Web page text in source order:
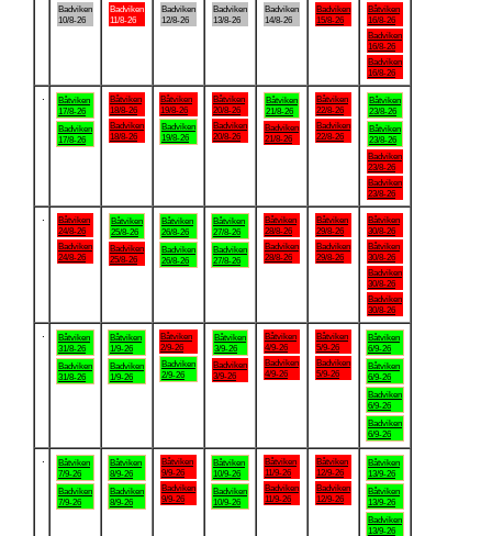
Badviken
10/8-26
Badviken
11/8-26
Badviken
12/8-26
Badviken
13/8-26
Badviken
14/8-26
Badviken
15/8-26
Båtviken
16/8-26
Badviken
16/8-26
Badviken
16/8-26
Båtviken
17/8-26
Badviken
17/8-26
Båtviken
18/8-26
Badviken
18/8-26
Båtviken
19/8-26
Badviken
19/8-26
Båtviken
20/8-26
Badviken
20/8-26
Båtviken
21/8-26
Badviken
21/8-26
Båtviken
22/8-26
Badviken
22/8-26
Båtviken
23/8-26
Båtviken
23/8-26
Badviken
23/8-26
Badviken
23/8-26
Båtviken
24/8-26
Badviken
24/8-26
Båtviken
25/8-26
Badviken
25/8-26
Båtviken
26/8-26
Badviken
26/8-26
Båtviken
27/8-26
Badviken
27/8-26
Båtviken
28/8-26
Badviken
28/8-26
Båtviken
29/8-26
Badviken
29/8-26
Båtviken
30/8-26
Båtviken
30/8-26
Badviken
30/8-26
Badviken
30/8-26
Båtviken
31/8-26
Badviken
31/8-26
Båtviken
1/9-26
Badviken
1/9-26
Båtviken
2/9-26
Badviken
2/9-26
Båtviken
3/9-26
Badviken
3/9-26
Båtviken
4/9-26
Badviken
4/9-26
Båtviken
5/9-26
Badviken
5/9-26
Båtviken
6/9-26
Båtviken
6/9-26
Badviken
6/9-26
Badviken
6/9-26
Båtviken
7/9-26
Badviken
7/9-26
Båtviken
8/9-26
Badviken
8/9-26
Båtviken
9/9-26
Badviken
9/9-26
Båtviken
10/9-26
Badviken
10/9-26
Båtviken
11/9-26
Badviken
11/9-26
Båtviken
12/9-26
Badviken
12/9-26
Båtviken
13/9-26
Båtviken
13/9-26
Badviken
13/9-26